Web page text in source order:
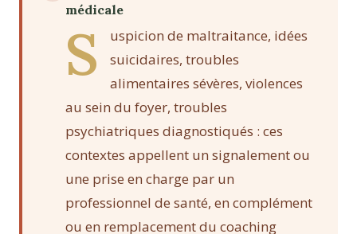
médicale
S
uspicion de maltraitance, idées
suicidaires, troubles
alimentaires sévères, violences
au sein du foyer, troubles
psychiatriques diagnostiqués : ces
contextes appellent un signalement ou
une prise en charge par un
professionnel de santé, en complément
ou en remplacement du coaching